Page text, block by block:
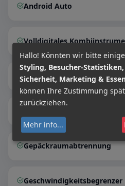
Android Auto
Volldigitales
Induktionsladen für
Gepäckraumabtrennung
Geschwindigkeitsbegrenzer
Hallo! Könnten wir bitte
Styling, Besucher-
Sicherheit, Marketing &
können Ihre Zustimmung
zurückziehen.
Mehr info...